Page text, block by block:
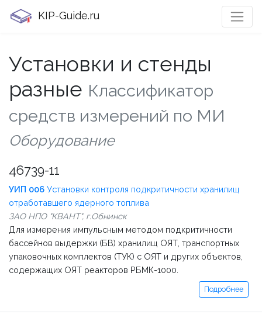
KIP-Guide.ru
Установки и стенды
разные Классификатор
средств измерений по МИ
Оборудование
46739-11
УИП 006 Установки контроля подкритичности хранилищ
отработавшего ядерного топлива
ЗАО НПО "КВАНТ", г.Обнинск
Для измерения импульсным методом подкритичности
бассейнов выдержки (БВ) хранилищ ОЯТ, транспортных
упаковочных комплектов (ТУК) с ОЯТ и других объектов,
содержащих ОЯТ реакторов РБМК-1000.
Подробнее